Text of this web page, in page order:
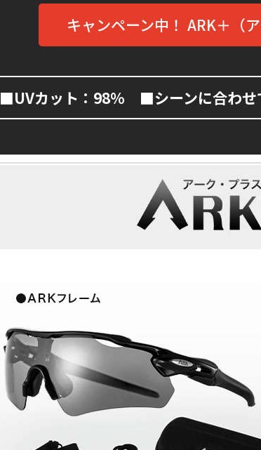
キャンペーン中！ ARK＋（
■UVカット：98% ■シーンに合わせ